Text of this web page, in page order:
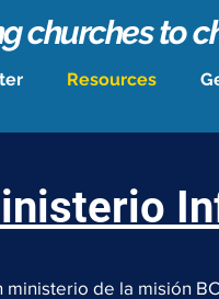
churches to
Resources
de la misión